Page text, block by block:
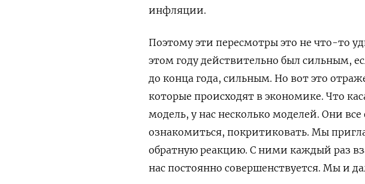
инфляции.
Поэтому эти пересмотры это не что-то
этом году действительно был сильным,
до конца года, сильным. Но вот это
которые происходят в экономике. Что
модель, у нас несколько моделей. Они
ознакомиться, покритиковать. Мы
обратную реакцию. С ними каждый раз
нас постоянно совершенствуется. Мы и